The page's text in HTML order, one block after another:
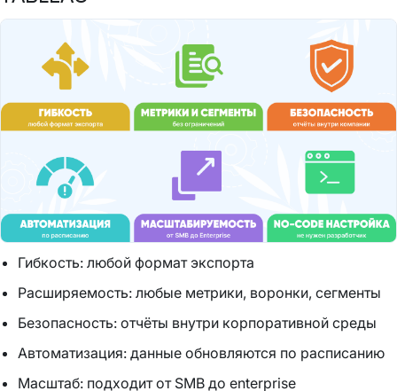
Гибкость: любой формат экспорта
Расширяемость: любые метрики, воронки, сегменты
Безопасность: отчёты внутри корпоративной среды
Автоматизация: данные обновляются по расписанию
Масштаб: подходит от SMB до enterprise